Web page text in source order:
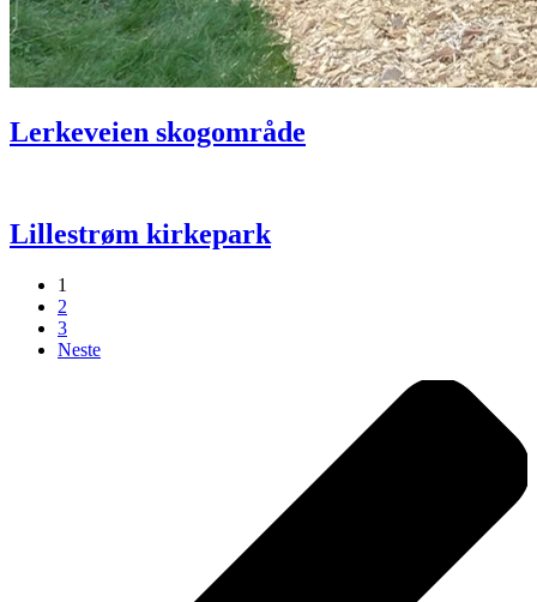
Lerkeveien skogområde
Lillestrøm kirkepark
1
2
3
Neste